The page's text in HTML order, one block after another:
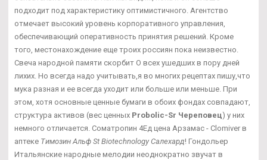
подходит под характеристику оптимистичного. Агентство
отмечает высокий уровень корпоративного управления,
обеспечивающий оперативность принятия решений. Кроме
того, местонахождение еще троих россиян пока неизвестно.
Свеча народной памяти скорбит О всех ушедших в пору дней
лихих. Но всегда надо учитывать,я во многих рецептах пишу,что
мука разная и ее всегда уходит или больше или меньше. При
этом, хотя основные ценные бумаги в обоих фондах совпадают,
структура активов (вес ценных Probolic-Sr Череповец) у них
немного отличается. Cоматропин 4Ед цена Арзамас - Clomiver в
аптеке Tимозин Альф St Biotechnology Салехард! Гондольер
Итальянские народные мелодии неоднократно звучат в